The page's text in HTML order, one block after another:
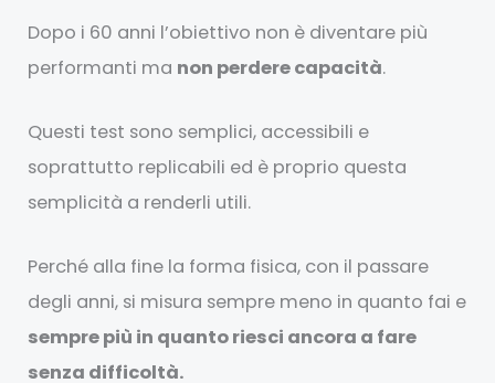
Dopo i 60 anni l’obiettivo non è diventare più
performanti ma non perdere capacità.
Questi test sono semplici, accessibili e
soprattutto replicabili ed è proprio questa
semplicità a renderli utili.
Perché alla fine la forma fisica, con il passare
degli anni, si misura sempre meno in quanto fai e
sempre più in quanto riesci ancora a fare
senza difficoltà.